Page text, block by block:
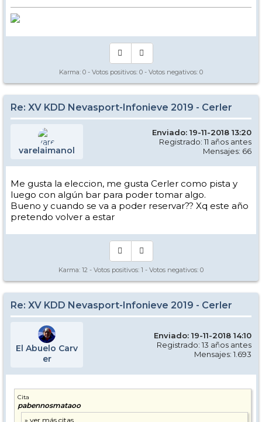
Karma: 0 - Votos positivos: 0 - Votos negativos: 0
Re: XV KDD Nevasport-Infonieve 2019 - Cerler
varelaimanol
Enviado: 19-11-2018 13:20
Registrado: 11 años antes
Mensajes: 66
Me gusta la eleccion, me gusta Cerler como pista y
luego con algún bar para poder tomar algo.
Bueno y cuando se va a poder reservar?? Xq este año
pretendo volver a estar
Karma: 12 - Votos positivos: 1 - Votos negativos: 0
Re: XV KDD Nevasport-Infonieve 2019 - Cerler
El Abuelo Carv
er
Enviado: 19-11-2018 14:10
Registrado: 13 años antes
Mensajes: 1.693
Cita
pabennosmataoo